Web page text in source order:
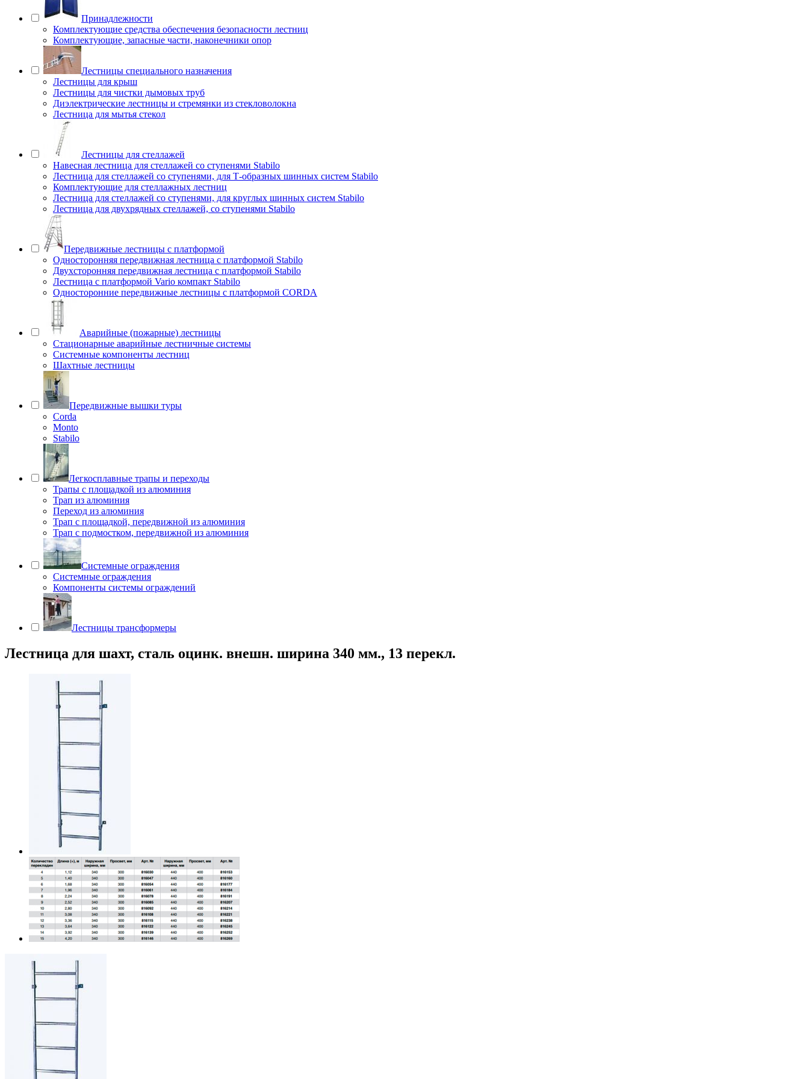
Принадлежности
Комплектующие средства обеспечения безопасности лестниц
Комплектующие, запасные части, наконечники опор
Лестницы специального назначения
Лестницы для крыш
Лестницы для чистки дымовых труб
Диэлектрические лестницы и стремянки из стекловолокна
Лестница для мытья стекол
Лестницы для стеллажей
Навесная лестница для стеллажей со ступенями Stabilo
Лестница для стеллажей со ступенями, для Т-образных шинных систем Stabilo
Комплектующие для стеллажных лестниц
Лестница для стеллажей со ступенями, для круглых шинных систем Stabilo
Лестница для двухрядных стеллажей, со ступенями Stabilo
Передвижные лестницы с платформой
Односторонняя передвижная лестница с платформой Stabilo
Двухсторонняя передвижная лестница с платформой Stabilo
Лестница с платформой Vario компакт Stabilo
Односторонние передвижные лестницы с платформой CORDA
Аварийные (пожарные) лестницы
Стационарные аварийные лестничные системы
Системные компоненты лестниц
Шахтные лестницы
Передвижные вышки туры
Corda
Monto
Stabilo
Легкосплавные трапы и переходы
Трапы с площадкой из алюминия
Трап из алюминия
Переход из алюминия
Трап с площадкой, передвижной из алюминия
Трап с подмостком, передвижной из алюминия
Системные ограждения
Системные ограждения
Компоненты системы ограждений
Лестницы трансформеры
Лестница для шахт, сталь оцинк. внешн. ширина 340 мм., 13 перекл.